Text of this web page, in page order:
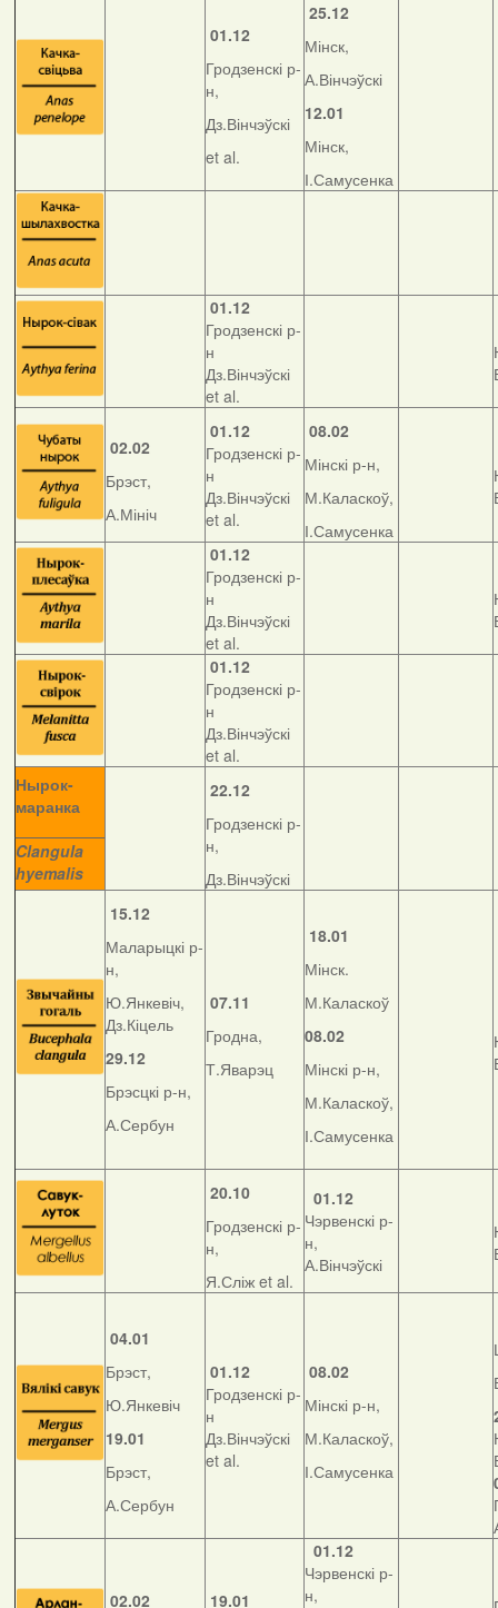
01.12
Гродзенскі р-
н,
Дз.Вінчэўскі
et al.
25.12
Мінск,
А.Вінчэўскі
12.01
Мінск,
І.Самусенка
01.12
Гродзенскі р-
н
Дз.Вінчэўскі
et al.
02.02
Брэст,
А.Мініч
01.12
Гродзенскі р-
н
Дз.Вінчэўскі
et al.
08.02
Мінскі р-н,
М.Каласкоў,
І.Самусенка
01.12
Гродзенскі р-
н
Дз.Вінчэўскі
et al.
01.12
Гродзенскі р-
н
Дз.Вінчэўскі
et al.
Нырок-
маранка
Clangula
hyemalis
22.12
Гродзенскі р-
н,
Дз.Вінчэўскі
15.12
Маларыцкі р-
н,
Ю.Янкевіч,
Дз.Кіцель
29.12
Брэсцкі р-н,
А.Сербун
07.11
Гродна,
Т.Яварэц
18.01
Мінск.
М.Каласкоў
08.02
Мінскі р-н,
М.Каласкоў,
І.Самусенка
20.10
Гродзенскі р-
н,
Я.Сліж et al.
01.12
Чэрвенскі р-
н,
А.Вінчэўскі
04.01
Брэст,
Ю.Янкевіч
19.01
Брэст,
А.Сербун
01.12
Гродзенскі р-
н
Дз.Вінчэўскі
et al.
08.02
Мінскі р-н,
М.Каласкоў,
І.Самусенка
02.02
19.01
01.12
Чэрвенскі р-
н,